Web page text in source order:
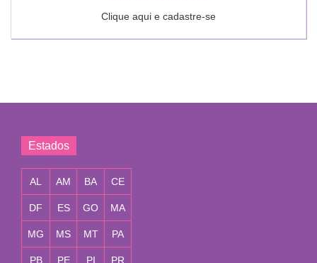
Clique aqui e cadastre-se
Estados
AL AM BA CE
DF ES GO MA
MG MS MT PA
PB PE PI PR